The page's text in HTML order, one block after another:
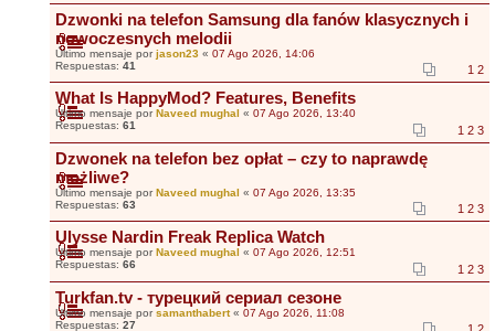
Dzwonki na telefon Samsung dla fanów klasycznych i
nowoczesnych melodii
Último mensaje porjason23 « 07 Ago 2026, 14:06
Respuestas: 41 1 2
What Is HappyMod? Features, Benefits
Último mensaje por Naveed mughal « 07 Ago 2026, 13:40
Respuestas: 61 1 2 3
Dzwonek na telefon bez opłat – czy to naprawdę
możliwe?
Último mensaje porNaveed mughal « 07 Ago 2026, 13:35
Respuestas: 63 1 2 3
Ulysse Nardin Freak Replica Watch
Último mensaje porNaveed mughal « 07 Ago 2026, 12:51
Respuestas: 66 1 2 3
Turkfan.tv - турецкий сериал сезоне
Último mensaje porsamanthabert« 07 Ago 2026, 11:08
Respuestas: 27